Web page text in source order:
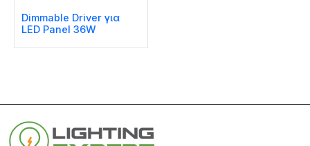
Dimmable Driver για
LED Panel 36W